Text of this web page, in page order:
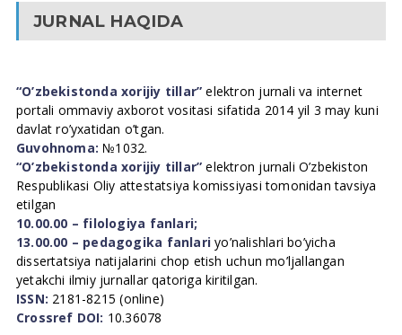
JURNAL HAQIDA
“O’zbekistonda xorijiy tillar” elektron jurnali va internet
portali ommaviy axborot vositasi sifatida 2014 yil 3 may kuni
davlat ro’yxatidan o’tgan.
Guvohnoma: №1032.
“O’zbekistonda xorijiy tillar” elektron jurnali O’zbekiston
Respublikasi Oliy attestatsiya komissiyasi tomonidan tavsiya
etilgan
10.00.00 – filologiya fanlari;
13.00.00 – pedagogika fanlari yo’nalishlari bo’yicha
dissertatsiya natijalarini chop etish uchun mo’ljallangan
yetakchi ilmiy jurnallar qatoriga kiritilgan.
ISSN: 2181-8215 (online)
Crossref DOI: 10.36078